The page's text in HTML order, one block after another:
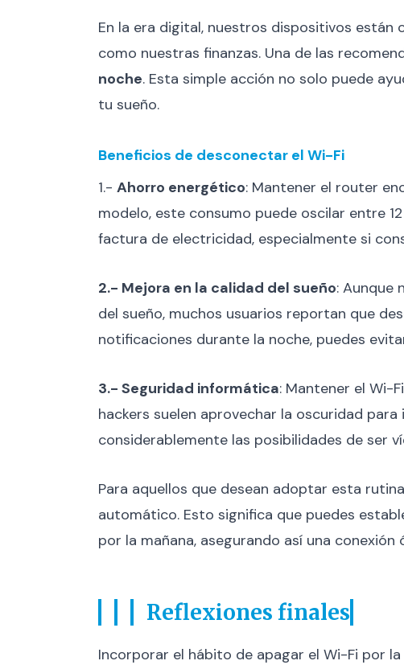
En la era digital, nuestros dispositivos
como nuestras finanzas. Una de las
noche. Esta simple acción no solo puede
tu sueño.
Beneficios de desconectar el Wi-Fi
1.- Ahorro energético: Mantener el router
modelo, este consumo puede oscilar entre
factura de electricidad, especialmente si
2.- Mejora en la calidad del sueño: Aunque
del sueño, muchos usuarios reportan que
notificaciones durante la noche, puedes
3.- Seguridad informática: Mantener el Wi-
hackers suelen aprovechar la oscuridad
considerablemente las posibilidades de ser
Para aquellos que desean adoptar esta
automático. Esto significa que puedes
por la mañana, asegurando así una
Reflexiones finales
Incorporar el hábito de apagar el Wi-Fi por